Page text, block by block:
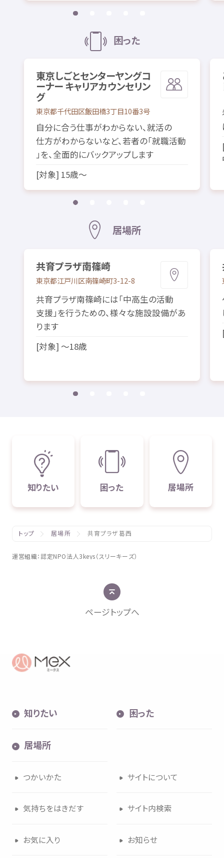
困った
東京しごとセンターヤングコ
ーナー キャリアカウンセリン
グ
東京都千代田区飯田橋3丁目10番3号
自分に合う仕事がわからない、就活の
仕方がわからないなど、 若者の「就職活動
」を、 全面的にバックアップします
[対象] 15歳～
居場所
共育プラザ南篠崎
東京都江戸川区南篠崎町3-12-8
共育プラザ南篠崎には「中高生の活動
支援」を行うための、様々な施設設備があ
ります
[対象] ～18歳
知りたい 困った 居場所
トップ 居場所 共育プラザ葛西
運営組織：認定NPO法人3keys（スリーキーズ）
ページトップへ
知りたい 困った
居場所
つかいかた サイトについて
気持ちをはきだす サイト内検索
お気に入 り お知らせ